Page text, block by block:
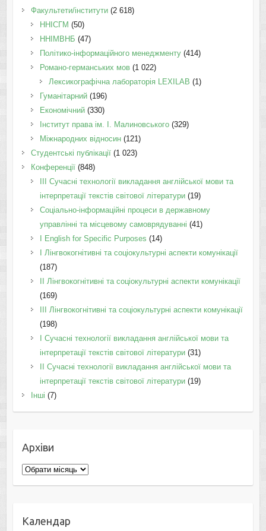
Факультети/інститути(2 618)
ННІСГМ (50)
ННІМВНБ (47)
Політико-інформаційного менеджменту(414)
Романо-германських мов(1 022)
Лексикографічна лабораторія LEXILAB (1)
Гуманітарний(196)
Економічний(330)
Інститут права ім. І. Малиновського(329)
Міжнародних відносин(121)
Студентські публікації(1 023)
Конференції(848)
III Сучасні технології викладання англійської мови та
інтерпретації текстів світової літератури(19)
Соціально-інформаційні процеси в державному
управлінні та місцевому самоврядуванні (41)
І English for Specific Purposes (14)
I Лінгвокогнітивні та соціокультурні аспекти комунікації
(187)
IІ Лінгвокогнітивні та соціокультурні аспекти комунікації
(169)
IІI Лінгвокогнітивні та соціокультурні аспекти комунікації
(198)
I Cучасні технології викладання англійської мови та
інтерпретації текстів світової літератури(31)
II Cучасні технології викладання англійської мови та
інтерпретації текстів світової літератури(19)
Інші (7)
Архіви
Архіви
Календар